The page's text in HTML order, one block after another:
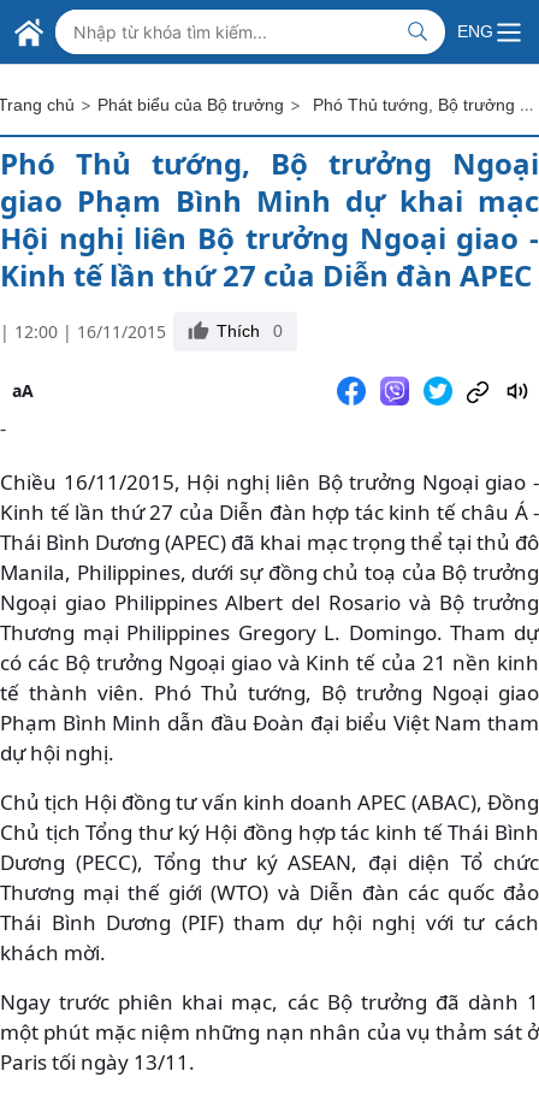
Skip to Main Content
BỘ NGOẠI GIAO VIỆT NAM
MINISTRY OF FOREIGN AFFAIRS
ENG
chủ > Phát biểu của Bộ trưởng > Phó Thủ tướng, Bộ trưởng Ngoại giao Phạm Bình Minh dự khai mạc Hội nghị liên Bộ trưởng Ngoại giao - Kinh tế lần thứ 27 của Diễn đàn APEC
Phó Thủ tướng, Bộ trưởng Ngoại
giao Phạm Bình Minh dự khai mạc
Hội nghị liên Bộ trưởng Ngoại giao -
Kinh tế lần thứ 27 của Diễn đàn APEC
| 12:00 | 16/11/2015 Thích 0
aA
-
Chiều 16/11/2015, Hội nghị liên Bộ trưởng Ngoại giao -
Kinh tế lần thứ 27 của Diễn đàn hợp tác kinh tế châu Á -
Thái Bình Dương (APEC) đã khai mạc trọng thể tại thủ đô
Manila, Philippines, dưới sự đồng chủ toạ của Bộ trưởng
Ngoại giao Philippines Albert del Rosario và Bộ trưởng
Thương mại Philippines Gregory L. Domingo. Tham dự
có các Bộ trưởng Ngoại giao và Kinh tế của 21 nền kinh
tế thành viên. Phó Thủ tướng, Bộ trưởng Ngoại giao
Phạm Bình Minh dẫn đầu Đoàn đại biểu Việt Nam tham
dự hội nghị.
Chủ tịch Hội đồng tư vấn kinh doanh APEC (ABAC), Đồng
Chủ tịch Tổng thư ký Hội đồng hợp tác kinh tế Thái Bình
Dương (PECC), Tổng thư ký ASEAN, đại diện Tổ chức
Thương mại thế giới (WTO) và Diễn đàn các quốc đảo
Thái Bình Dương (PIF) tham dự hội nghị với tư cách
khách mời.
Ngay trước phiên khai mạc, các Bộ trưởng đã dành 1
một phút mặc niệm những nạn nhân của vụ thảm sát ở
Paris tối ngày 13/11.